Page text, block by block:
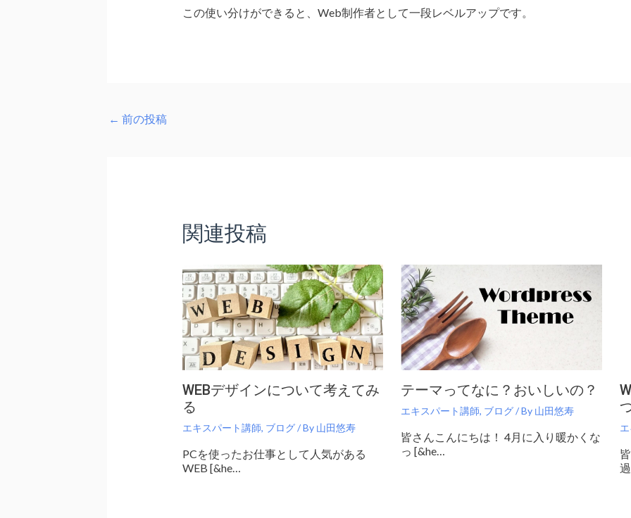
この使い分けができると、Web制作者として一段レベルアップです。
← 前の投稿
関連投稿
WEBデザインについて考えてみ
る
エキスパート講師, ブログ/ By 山田悠寿
PCを使ったお仕事として人気がある
WEB [&he…
テーマってなに？おいしいの？
エキスパート講師, ブログ/ By 山田悠寿
皆さんこんにちは！ 4月に入り暖かくな
っ [&he…